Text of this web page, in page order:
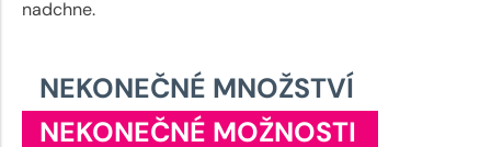
nadchne.
NEKONEČNÉ MNOŽSTVÍ
NEKONEČNÉ MOŽNOSTI